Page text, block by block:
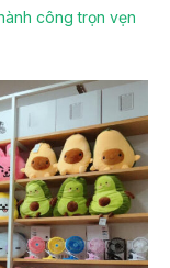
công trọn vẹn